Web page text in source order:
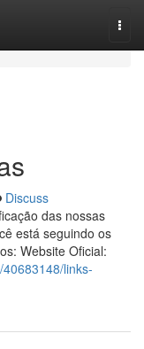
Discuss
das nossas
está seguindo os
Website Oficial:
links-